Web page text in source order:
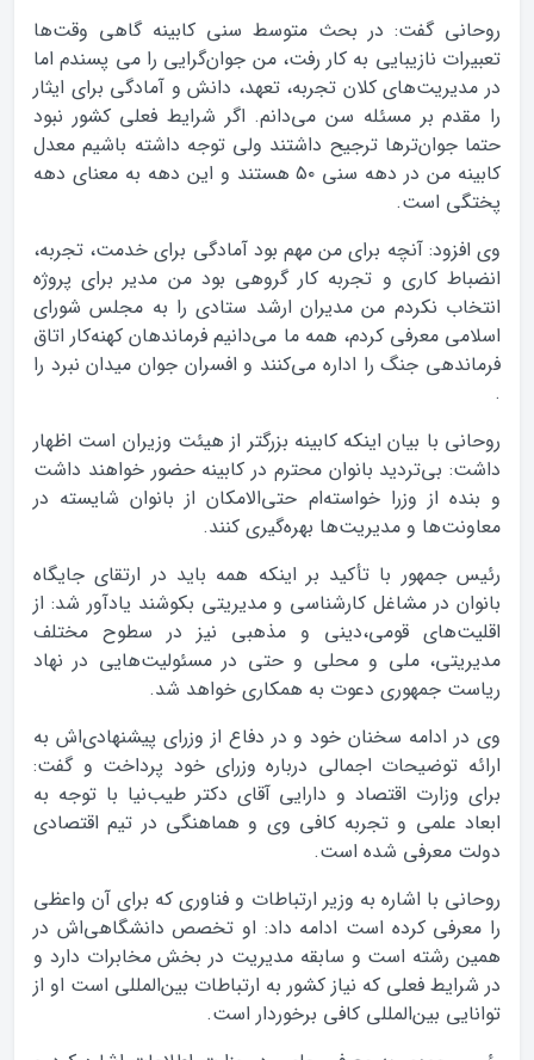
روحانی گفت:‌ در بحث متوسط سنی کابینه گاهی وقت‌‌ها
تعبیرات نازیبایی به کار رفت، من جوان‌گرایی را می ‌پسندم اما
در مدیریت‌های کلان تجربه، تعهد، دانش و آمادگی برای ایثار
را مقدم بر مسئله سن می‌دانم. اگر شرایط فعلی کشور نبود
حتما جوان‌ترها ترجیح داشتند ولی توجه داشته باشیم معدل
کابینه من در دهه سنی ۵۰ هستند و این دهه به معنای دهه
پختگی است.
وی افزود: آنچه برای من مهم بود آمادگی برای خدمت، تجربه،
انضباط کاری و تجربه کار گروهی بود من مدیر برای پروژه
انتخاب نکردم من مدیران ارشد ستادی را به مجلس شورای
اسلامی معرفی کردم، همه ما می‌دانیم فرماندهان کهنه‌کار اتاق
فرماندهی جنگ را اداره می‌کنند و افسران جوان میدان نبرد را
.
روحانی با بیان اینکه کابینه بزرگتر از هیئت وزیران است اظهار
داشت: بی‌تردید بانوان محترم در کابینه حضور خواهند داشت
و بنده از وزرا خواسته‌ام حتی‌الامکان از بانوان شایسته در
معاونت‌ها و مدیریت‌ها بهره‌گیری کنند.
رئیس جمهور با تأکید بر اینکه همه باید در ارتقای جایگاه
بانوان در مشاغل کارشناسی و مدیریتی بکوشند یادآور شد: از
اقلیت‌های قومی،‌دینی و مذهبی نیز در سطوح مختلف
مدیریتی، ملی و محلی و حتی در مسئولیت‌هایی در نهاد
ریاست جمهوری دعوت به همکاری خواهد شد.
وی در ادامه سخنان خود و در دفاع از وزرای پیشنهادی‌اش به
ارائه توضیحات اجمالی درباره وزرای خود پرداخت و گفت:
برای وزارت اقتصاد و دارایی آقای دکتر طیب‌نیا با توجه به
ابعاد علمی و تجربه کافی وی و هماهنگی در تیم اقتصادی
دولت معرفی شده است.
روحانی با اشاره به وزیر ارتباطات و فناوری که برای آن واعظی
را معرفی کرده است ادامه داد: او تخصص دانشگاهی‌اش در
همین رشته است و سابقه مدیریت در بخش مخابرات دارد و
در شرایط فعلی که نیاز کشور به ارتباطات بین‌المللی است او از
توانایی بین‌المللی کافی برخوردار است.